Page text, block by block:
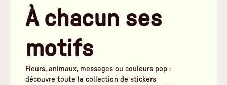
À chacun ses
motifs
Fleurs, animaux, messages ou couleurs pop :
découvre toute la collection de stickers